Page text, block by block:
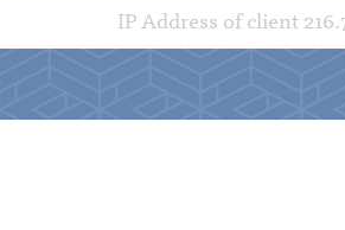
IP Address of client